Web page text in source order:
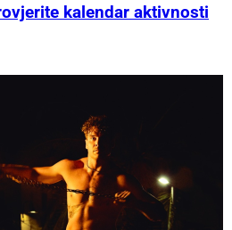
kalendar aktivnosti